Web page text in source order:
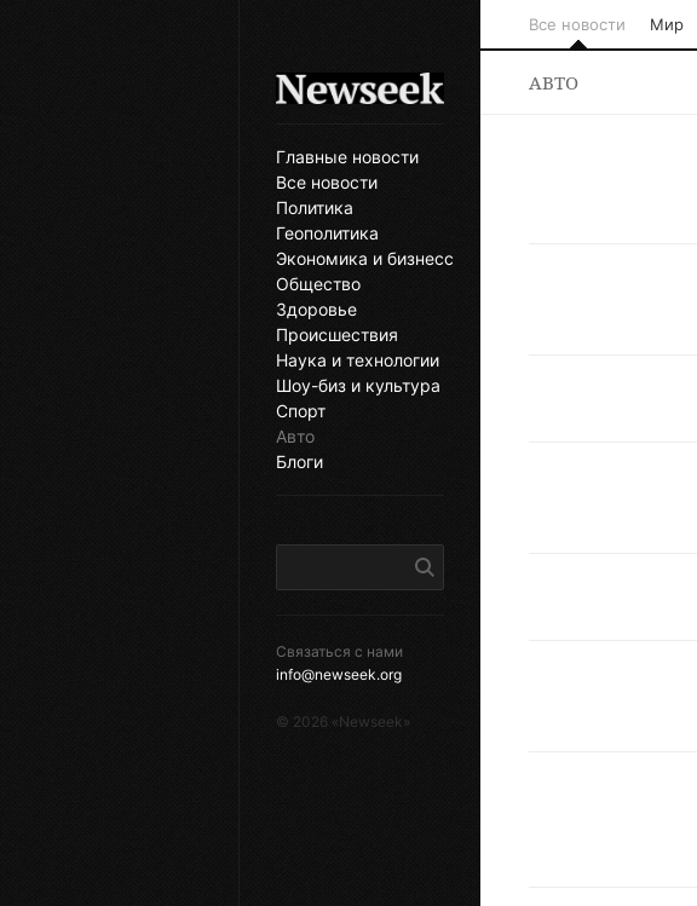
Главные новости
Все новости
Политика
Геополитика
Экономика и бизнесс
Общество
Здоровье
Происшествия
Наука и технологии
Шоу-биз и культура
Спорт
Авто
Блоги
Связаться с нами
info@newseek.org
© 2026 «Newseek»
Все новости Мир
АВТО